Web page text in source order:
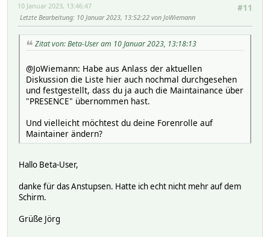
#11
10 Januar 2023, 13:46:47
Letzte Bearbeitung: 10 Januar 2023, 13:52:22 von JoWiemann
Zitat von: Beta-User am 10 Januar 2023, 13:18:13
@JoWiemann: Habe aus Anlass der aktuellen
Diskussion die Liste hier auch nochmal durchgesehen
und festgestellt, dass du ja auch die Maintainance über
"PRESENCE" übernommen hast.
Und vielleicht möchtest du deine Forenrolle auf
Maintainer ändern?
Hallo Beta-User,
danke für das Anstupsen. Hatte ich echt nicht mehr auf dem
Schirm.
Grüße Jörg